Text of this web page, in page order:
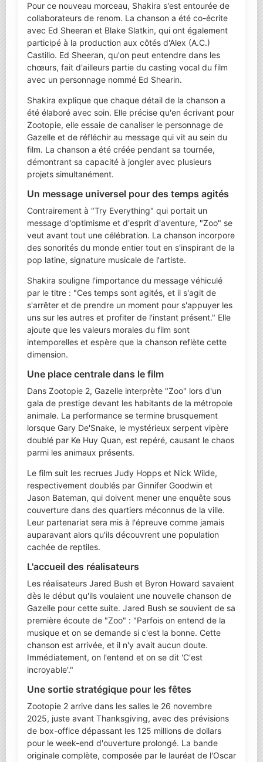
Pour ce nouveau morceau, Shakira s'est entourée de
collaborateurs de renom. La chanson a été co-écrite
avec Ed Sheeran et Blake Slatkin, qui ont également
participé à la production aux côtés d'Alex (A.C.)
Castillo. Ed Sheeran, qu'on peut entendre dans les
chœurs, fait d'ailleurs partie du casting vocal du film
avec un personnage nommé Ed Shearin.
Shakira explique que chaque détail de la chanson a
été élaboré avec soin. Elle précise qu'en écrivant pour
Zootopie, elle essaie de canaliser le personnage de
Gazelle et de réfléchir au message qui vit au sein du
film. La chanson a été créée pendant sa tournée,
démontrant sa capacité à jongler avec plusieurs
projets simultanément.
Un message universel pour des temps agités
Contrairement à "Try Everything" qui portait un
message d'optimisme et d'esprit d'aventure, "Zoo" se
veut avant tout une célébration. La chanson incorpore
des sonorités du monde entier tout en s'inspirant de la
pop latine, signature musicale de l'artiste.
Shakira souligne l'importance du message véhiculé
par le titre : "Ces temps sont agités, et il s'agit de
s'arrêter et de prendre un moment pour s'appuyer les
uns sur les autres et profiter de l'instant présent." Elle
ajoute que les valeurs morales du film sont
intemporelles et espère que la chanson reflète cette
dimension.
Une place centrale dans le film
Dans Zootopie 2, Gazelle interprète "Zoo" lors d'un
gala de prestige devant les habitants de la métropole
animale. La performance se termine brusquement
lorsque Gary De'Snake, le mystérieux serpent vipère
doublé par Ke Huy Quan, est repéré, causant le chaos
parmi les animaux présents.
Le film suit les recrues Judy Hopps et Nick Wilde,
respectivement doublés par Ginnifer Goodwin et
Jason Bateman, qui doivent mener une enquête sous
couverture dans des quartiers méconnus de la ville.
Leur partenariat sera mis à l'épreuve comme jamais
auparavant alors qu'ils découvrent une population
cachée de reptiles.
L'accueil des réalisateurs
Les réalisateurs Jared Bush et Byron Howard savaient
dès le début qu'ils voulaient une nouvelle chanson de
Gazelle pour cette suite. Jared Bush se souvient de sa
première écoute de "Zoo" : "Parfois on entend de la
musique et on se demande si c'est la bonne. Cette
chanson est arrivée, et il n'y avait aucun doute.
Immédiatement, on l'entend et on se dit 'C'est
incroyable'."
Une sortie stratégique pour les fêtes
Zootopie 2 arrive dans les salles le 26 novembre
2025, juste avant Thanksgiving, avec des prévisions
de box-office dépassant les 125 millions de dollars
pour le week-end d'ouverture prolongé. La bande
originale complète, composée par le lauréat de l'Oscar